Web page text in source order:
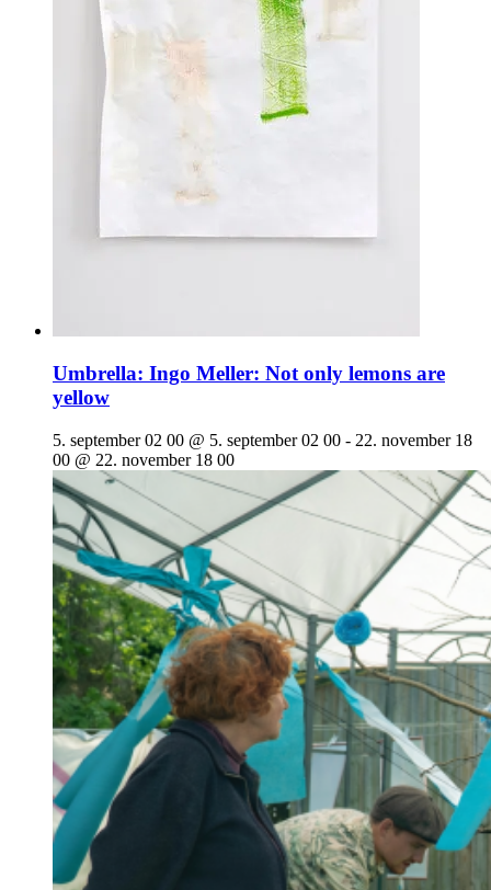
Umbrella: Ingo Meller: Not only lemons are
yellow
5. september 02 00 @ 5. september 02 00 - 22. november 18
00 @ 22. november 18 00